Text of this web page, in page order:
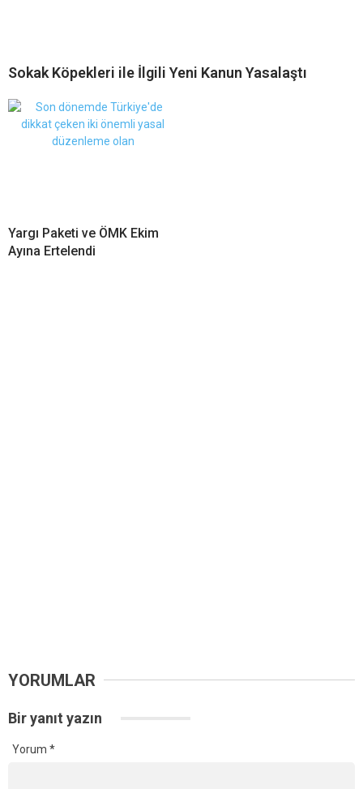
Sokak Köpekleri ile İlgili Yeni Kanun Yasalaştı
Yargı Paketi ve ÖMK Ekim
Ayına Ertelendi
YORUMLAR
Bir yanıt yazın
Yorum *